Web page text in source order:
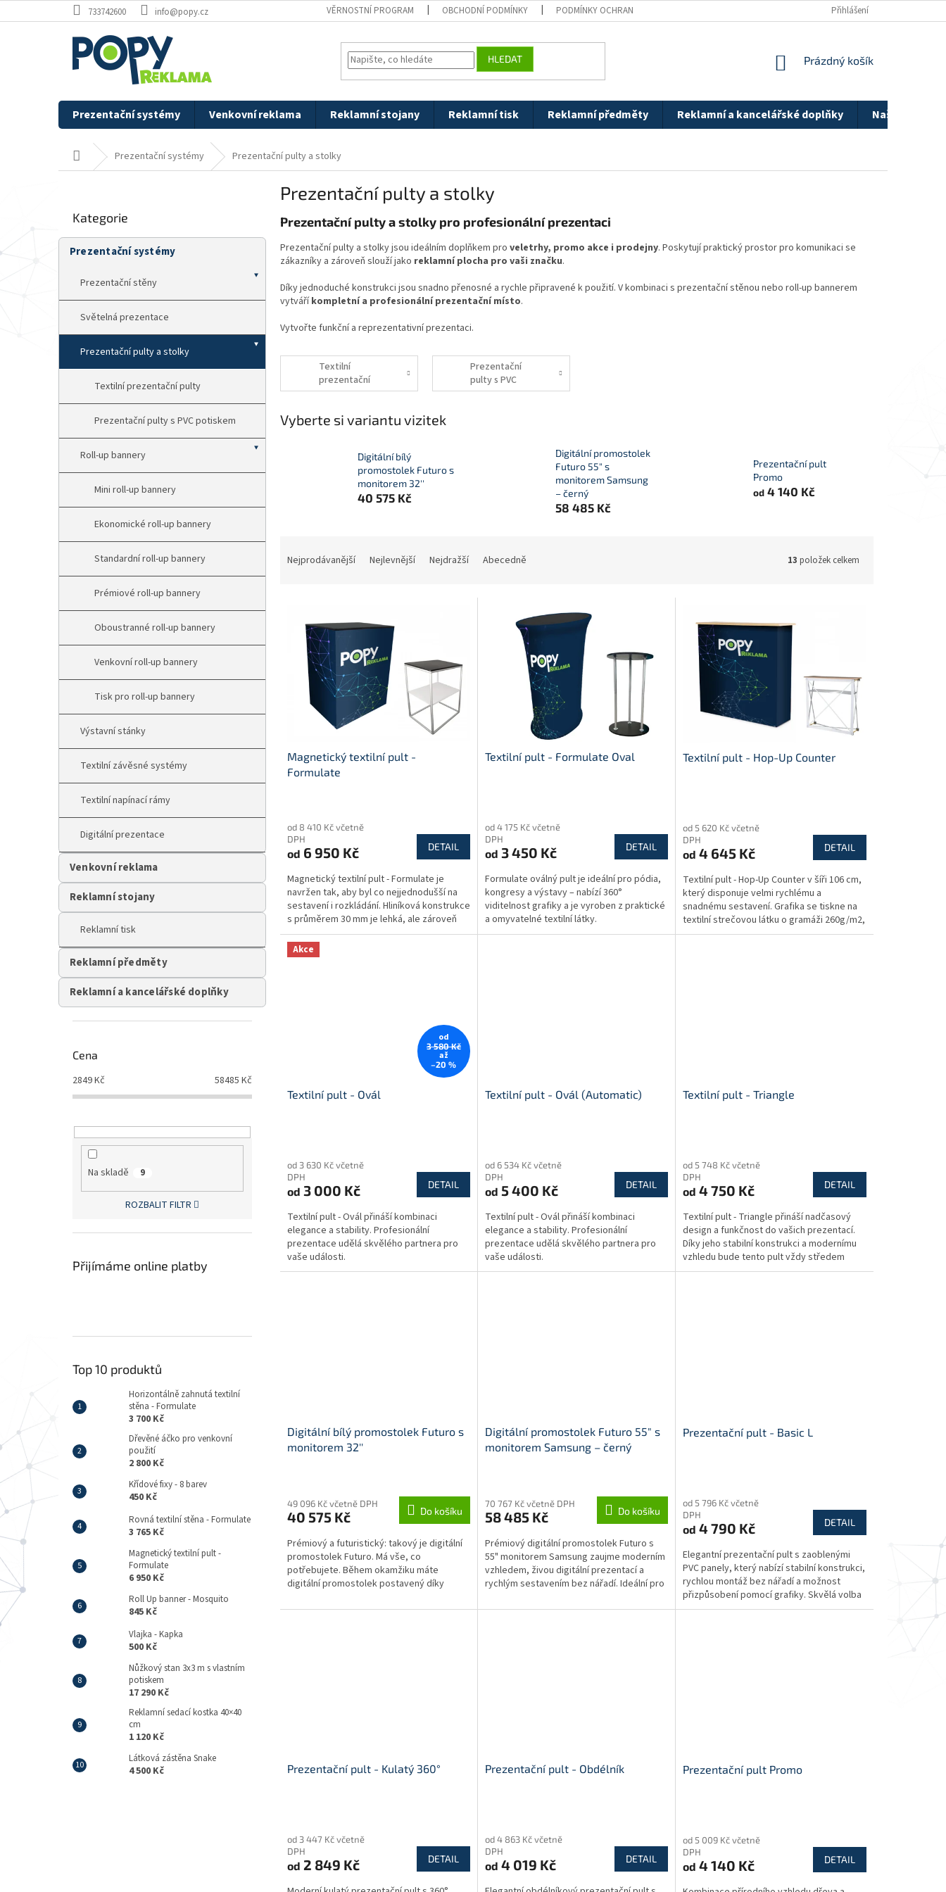
na
733742600 info@popy.cz VĚRNOSTNÍ PROGRAM OBCHODNÍ PODMÍNKY PODMÍNKY OCHRANY OSOBNÍCH ÚDAJŮ Přihlášení
HLEDAT
NÁKUPNÍ
Prázdný košík
Prezentační systémy Venkovní reklama Reklamní stojany Reklamní tisk Reklamní předměty Reklamní a kancelářské doplňky Naše
Domů Prezentační systémy Prezentační pulty a stolky
r
í
a
kategorie
Kategorie
Prezentační systémy
Prezentační stěny
Světelná prezentace
Prezentační pulty a stolky
Textilní prezentační pulty
Prezentační pulty s PVC potiskem
Roll-up bannery
Mini roll-up bannery
Ekonomické roll-up bannery
Standardní roll-up bannery
Prémiové roll-up bannery
Oboustranné roll-up bannery
Venkovní roll-up bannery
Tisk pro roll-up bannery
Výstavní stánky
Textilní závěsné systémy
Textilní napínací rámy
Digitální prezentace
Venkovní reklama
Reklamní stojany
Reklamní tisk
Reklamní předměty
Reklamní a kancelářské doplňky
Cena
2849Kč 58485 Kč
Na skladě 9
ROZBALIT FILTR
Přijímáme online platby
Top 10 produktů
Horizontálně zahnutá textilní
stěna - Formulate
3 700 Kč
Dřevěné áčko pro venkovní
použití
2 800 Kč
Křídové fixy - 8 barev
450 Kč
Rovná textilní stěna - Formulate
3 765 Kč
Magnetický textilní pult -
Formulate
6 950 Kč
Roll Up banner - Mosquito
845 Kč
Vlajka - Kapka
500 Kč
Nůžkový stan 3x3 m s vlastním
potiskem
17 290 Kč
Reklamní sedací kostka 40×40
cm
1 120 Kč
Látková zástěna Snake
4 500 Kč
Prezentační pulty a stolky
Prezentační pulty a stolky pro profesionální prezentaci
Prezentační pulty a stolky jsou ideálním doplňkem pro veletrhy, promo akce i prodejny. Poskytují praktický prostor pro komunikaci se
zákazníky a zároveň slouží jako reklamní plocha pro vaši značku.
Díky jednoduché konstrukci jsou snadno přenosné a rychle připravené k použití. V kombinaci s prezentační stěnou nebo roll-up bannerem
vytváříkompletní a profesionální prezentační místo.
Vytvořte funkční a reprezentativní prezentaci.
Textilní
prezentační
pulty
Prezentační
pulty s PVC
potiskem
Vyberte si variantu vizitek
Digitální bílý
promostolek Futuro s
monitorem 32''
40 575 Kč
Digitální promostolek
Futuro 55" s
monitorem Samsung
– černý
58 485 Kč
Prezentační pult
Promo
od4 140 Kč
Nejprodávanější Nejlevnější Nejdražší Abecedně 13 položek celkem
Magnetický textilní pult -
Formulate
produktu
je
4,8
5
hvězdiček.
od 8 410 Kč včetně
DPH
od 6 950 Kč DETAIL
Magnetický textilní pult - Formulate je
navržen tak, aby byl co nejjednodušší na
sestavení i rozkládání. Hliníková konstrukce
s průměrem 30 mm je lehká, ale zároveň
pevná a...
Textilní pult - Formulate Oval
produktu
je
5,0
5
hvězdiček.
od 4 175 Kč včetně
DPH
od 3 450 Kč DETAIL
Formulate oválný pult je ideální pro pódia,
kongresy a výstavy – nabízí 360°
viditelnost grafiky a je vyroben z praktické
a omyvatelné textilní látky.
Textilní pult - Hop-Up Counter
produktu
je
5,0
5
hvězdiček.
od 5 620 Kč včetně
DPH
od 4 645 Kč DETAIL
Textilní pult - Hop-Up Counter v šíři 106 cm,
který disponuje velmi rychlému a
snadnému sestavení. Grafika se tiskne na
textilní strečovou látku o gramáži 260g/m2,
které zůstává...
Akce
od
3 580 Kč
až
–20 %
Textilní pult - Ovál
produktu
je
5,0
5
hvězdiček.
od 3 630 Kč včetně
DPH
od 3 000 Kč DETAIL
Textilní pult - Ovál přináší kombinaci
elegance a stability. Profesionální
prezentace udělá skvělého partnera pro
vaše události.
Textilní pult - Ovál (Automatic)
produktu
je
4,8
5
hvězdiček.
od 6 534 Kč včetně
DPH
od 5 400 Kč DETAIL
Textilní pult - Ovál přináší kombinaci
elegance a stability. Profesionální
prezentace udělá skvělého partnera pro
vaše události.
Textilní pult - Triangle
produktu
je
4,7
5
hvězdiček.
od 5 748 Kč včetně
DPH
od 4 750 Kč DETAIL
Textilní pult - Triangle přináší nadčasový
design a funkčnost do vašich prezentací.
Díky jeho stabilní konstrukci a modernímu
vzhledu bude tento pult vždy středem
pozornosti....
Digitální bílý promostolek Futuro s
monitorem 32''
produktu
je
z
5
hvězdiček.
49 096 Kč včetně DPH
40 575 Kč Do košíku
Prémiový a futuristický: takový je digitální
promostolek Futuro. Má vše, co
potřebujete. Během okamžiku máte
digitální promostolek postavený díky
Digitální promostolek Futuro 55" s
monitorem Samsung – černý
produktu
je
z
5
hvězdiček.
70 767 Kč včetně DPH
58 485 Kč Do košíku
Prémiový digitální promostolek Futuro s
55" monitorem Samsung zaujme moderním
vzhledem, živou digitální prezentací a
rychlým sestavením bez nářadí. Ideální pro
Prezentační pult - Basic L
produktu
je
5,0
5
hvězdiček.
od 5 796 Kč včetně
DPH
od 4 790 Kč DETAIL
Elegantní prezentační pult s zaoblenými
PVC panely, který nabízí stabilní konstrukci,
rychlou montáž bez nářadí a možnost
přizpůsobení pomocí grafiky. Skvělá volba
pro výstavy,...
Prezentační pult - Kulatý 360°
produktu
je
4,8
od 3 447 Kč včetně
DPH
od 2 849 Kč DETAIL
Prezentační pult - Obdélník
produktu
je
3,8
od 4 863 Kč včetně
DPH
od 4 019 Kč DETAIL
Prezentační pult Promo
produktu
je
5,0
od 5 009 Kč včetně
DPH
od 4 140 Kč DETAIL